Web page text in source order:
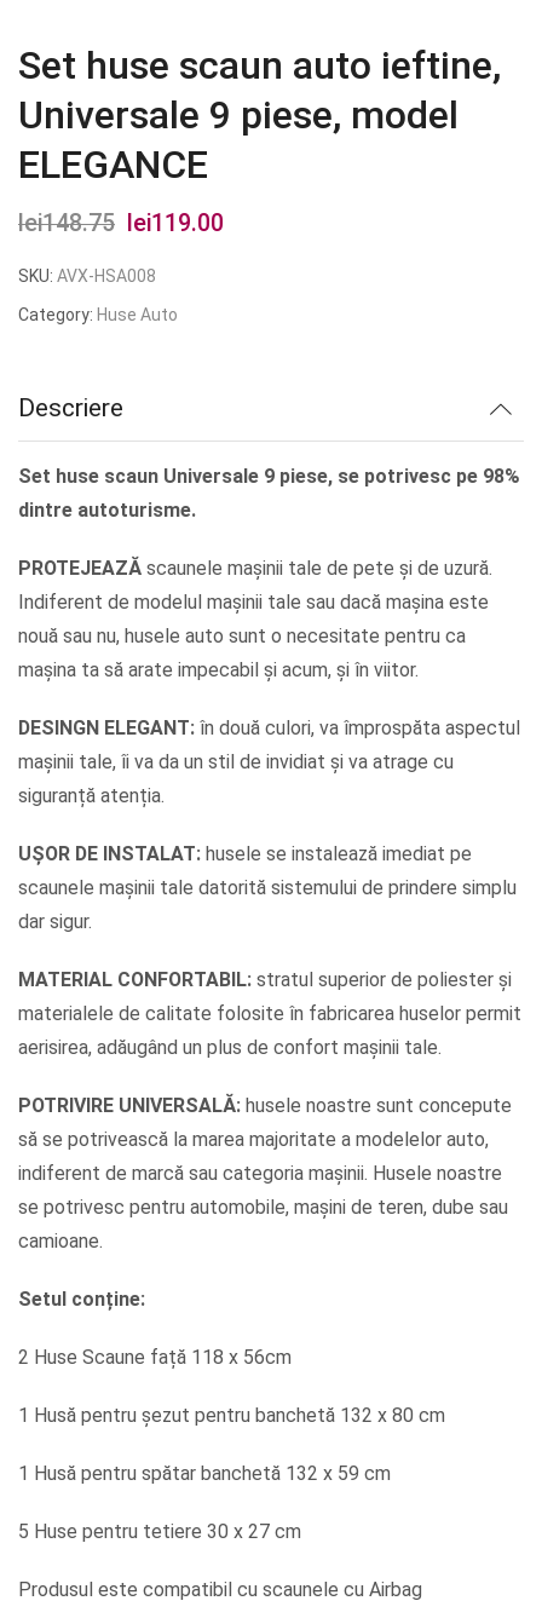
Set huse scaun auto ieftine,
Universale 9 piese, model
ELEGANCE
lei148.75
Prețul
inițial
a
lei119.00
SKU: AVX-HSA008
Category: Huse Auto
Descriere
Set huse scaun Universale 9 piese, se potrivesc pe 98%
dintre autoturisme.
PROTEJEAZĂ scaunele mașinii tale de pete și de uzură.
Indiferent de modelul mașinii tale sau dacă mașina este
nouă sau nu, husele auto sunt o necesitate pentru ca
mașina ta să arate impecabil și acum, și în viitor.
DESINGN ELEGANT: în două culori, va împrospăta aspectul
mașinii tale, îi va da un stil de invidiat și va atrage cu
siguranță atenția.
UȘOR DE INSTALAT: husele se instalează imediat pe
scaunele mașinii tale datorită sistemului de prindere simplu
dar sigur.
MATERIAL CONFORTABIL: stratul superior de poliester și
materialele de calitate folosite în fabricarea huselor permit
aerisirea, adăugând un plus de confort mașinii tale.
POTRIVIRE UNIVERSALĂ: husele noastre sunt concepute
să se potrivească la marea majoritate a modelelor auto,
indiferent de marcă sau categoria mașinii. Husele noastre
se potrivesc pentru automobile, mașini de teren, dube sau
camioane.
Setul conține:
2 Huse Scaune față 118 x 56cm
1 Husă pentru șezut pentru banchetă 132 x 80 cm
1 Husă pentru spătar banchetă 132 x 59 cm
5 Huse pentru tetiere 30 x 27 cm
Produsul este compatibil cu scaunele cu Airbag